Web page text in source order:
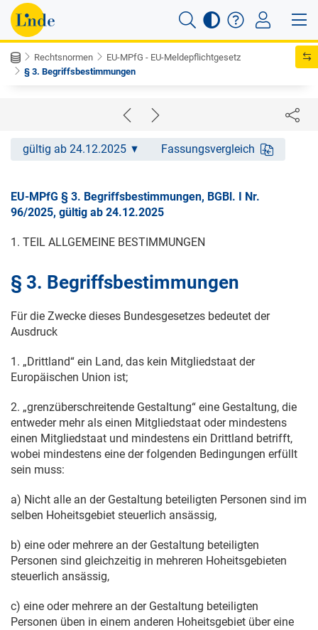
Rechtsnormen
EU-MPfG - EU-Meldepflichtgesetz
§ 3. Begriffsbestimmungen
gültig ab 24.12.2025 Fassungsvergleich
EU-MPfG § 3. Begriffsbestimmungen, BGBl. I Nr.
96/2025, gültig ab 24.12.2025
1. TEIL ALLGEMEINE BESTIMMUNGEN
§ 3. Begriffsbestimmungen
Für die Zwecke dieses Bundesgesetzes bedeutet der
Ausdruck
1. „Drittland“ ein Land, das kein Mitgliedstaat der
Europäischen Union ist;
2. „grenzüberschreitende Gestaltung“ eine Gestaltung, die
entweder mehr als einen Mitgliedstaat oder mindestens
einen Mitgliedstaat und mindestens ein Drittland betrifft,
wobei mindestens eine der folgenden Bedingungen erfüllt
sein muss:
a) Nicht alle an der Gestaltung beteiligten Personen sind im
selben Hoheitsgebiet steuerlich ansässig,
b) eine oder mehrere an der Gestaltung beteiligten
Personen sind gleichzeitig in mehreren Hoheitsgebieten
steuerlich ansässig,
c) eine oder mehrere an der Gestaltung beteiligten
Personen üben in einem anderen Hoheitsgebiet über eine